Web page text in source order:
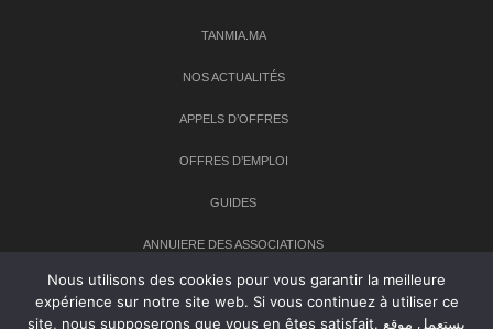
TANMIA.MA
NOS ACTUALITÉS
APPELS D’OFFRES
OFFRES D’EMPLOI
GUIDES
ANNUIERE DES ASSOCIATIONS
Newsletter
Nous utilisons des cookies pour vous garantir la meilleure
expérience sur notre site web. Si vous continuez à utiliser ce
site, nous supposerons que vous en êtes satisfait. يستعمل موقع